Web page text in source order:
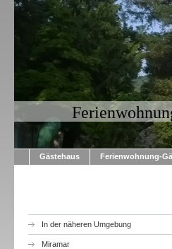
Gästehaus Ferienwohnung-
In der näheren Umgebung
Miramar